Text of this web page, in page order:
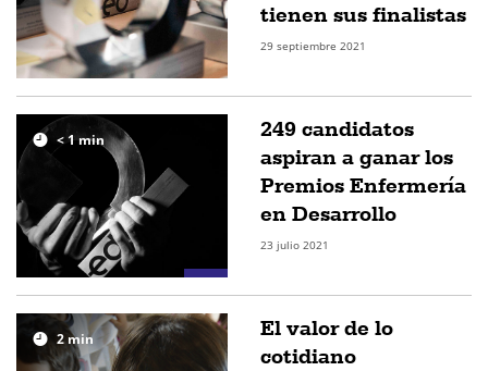
tienen sus finalistas
29 septiembre 2021
< 1min
249 candidatos
aspiran a ganar los
Premios Enfermería
en Desarrollo
23 julio 2021
2min
El valor de lo
cotidiano